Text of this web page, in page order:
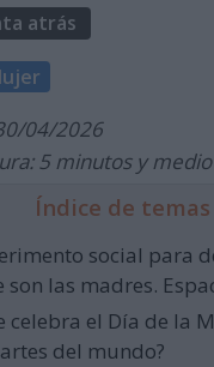
atrás
04/2026
5 minutos y medio
Índice de temas
social para
son las madres.
celebra el Día de la
del mundo?